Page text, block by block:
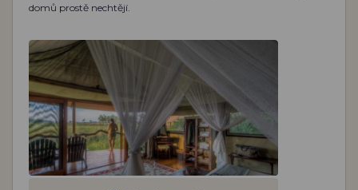
domů prostě nechtějí.